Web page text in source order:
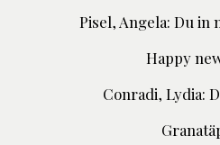
Pisel, Angela: Du in
Happy
Conradi, Lydia: